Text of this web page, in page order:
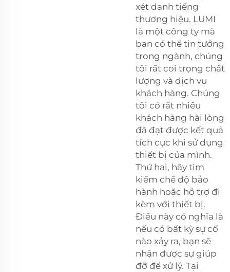
xét danh tiếng
thương hiệu. LUMI
là một công ty mà
bạn có thể tin tưởng
trong ngành, chúng
tôi rất coi trọng chất
lượng và dịch vụ
khách hàng. Chúng
tôi có rất nhiều
khách hàng hài lòng
đã đạt được kết quả
tích cực khi sử dụng
thiết bị của mình.
Thứ hai, hãy tìm
kiếm chế độ bảo
hành hoặc hỗ trợ đi
kèm với thiết bị.
Điều này có nghĩa là
nếu có bất kỳ sự cố
nào xảy ra, bạn sẽ
nhận được sự giúp
đỡ để xử lý. Tại